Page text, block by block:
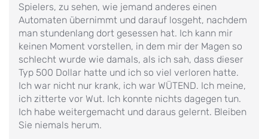
Spielers, zu sehen, wie jemand anderes einen
Automaten übernimmt und darauf losgeht, nachdem
man stundenlang dort gesessen hat. Ich kann mir
keinen Moment vorstellen, in dem mir der Magen so
schlecht wurde wie damals, als ich sah, dass dieser
Typ 500 Dollar hatte und ich so viel verloren hatte.
Ich war nicht nur krank, ich war WÜTEND. Ich meine,
ich zitterte vor Wut. Ich konnte nichts dagegen tun.
Ich habe weitergemacht und daraus gelernt. Bleiben
Sie niemals herum.